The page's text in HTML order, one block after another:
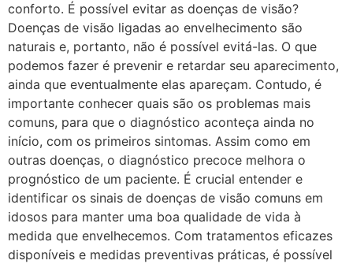
conforto. É possível evitar as doenças de visão?
Doenças de visão ligadas ao envelhecimento são
naturais e, portanto, não é possível evitá-las. O que
podemos fazer é prevenir e retardar seu aparecimento,
ainda que eventualmente elas apareçam. Contudo, é
importante conhecer quais são os problemas mais
comuns, para que o diagnóstico aconteça ainda no
início, com os primeiros sintomas. Assim como em
outras doenças, o diagnóstico precoce melhora o
prognóstico de um paciente. É crucial entender e
identificar os sinais de doenças de visão comuns em
idosos para manter uma boa qualidade de vida à
medida que envelhecemos. Com tratamentos eficazes
disponíveis e medidas preventivas práticas, é possível